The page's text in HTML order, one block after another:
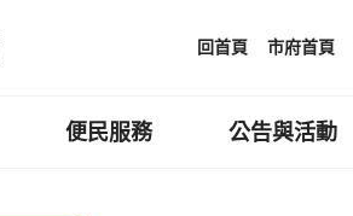
回首頁 市府首頁
便民服務 公告與活動